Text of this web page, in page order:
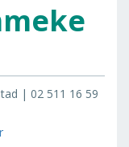
| 02 511 16 59